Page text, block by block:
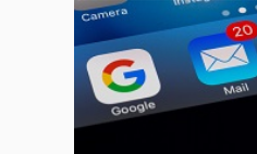
Rema B 13
Rema
Rema Bohrmaschine